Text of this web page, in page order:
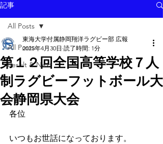
記事
All Posts
Result & Next
All Posts
第１２回全国高等学校７人
制ラグビーフットボール大
会静岡県大会
東海大学付属静岡翔洋ラグビー部 広報
2025年4月30日 読了時間: 1分
各位
いつもお世話になっております。